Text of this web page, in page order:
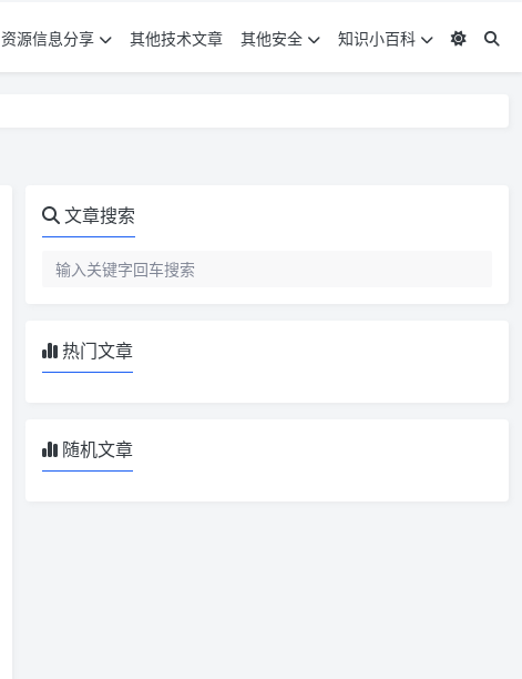
资源信息分享 其他技术文章 其他安全 知识小百科
文章搜索
热门文章
随机文章